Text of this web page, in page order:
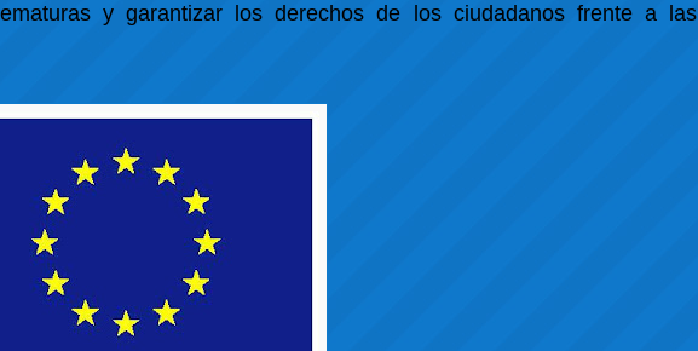
y garantizar los derechos de los ciudadanos frente a las